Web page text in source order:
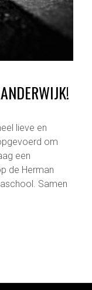
lieve en
om
een
de Herman
Samen